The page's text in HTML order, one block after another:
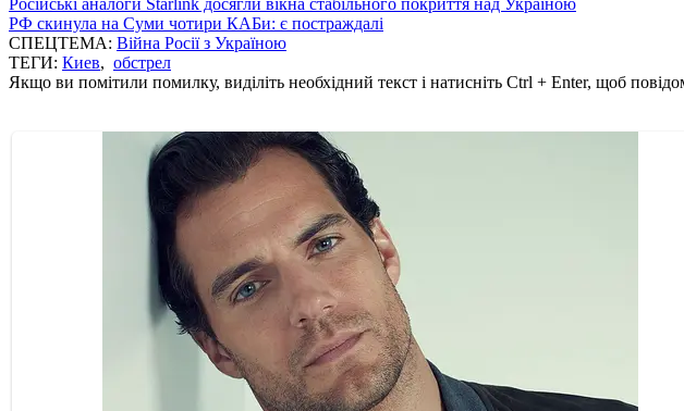
РФ скинула на Суми чотири КАБи: є постраждалі
СПЕЦТЕМА: Війна Росії з Україною
ТЕГИ: Киев, обстрел
Якщо ви помітили помилку, виділіть необхідний текст і натисніть Ctrl + Enter, щоб